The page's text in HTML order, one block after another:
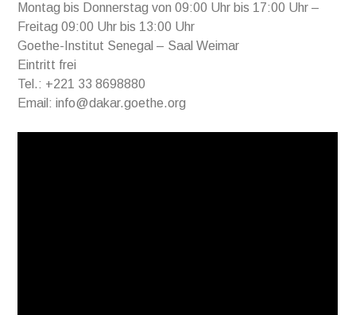
Montag bis Donnerstag von 09:00 Uhr bis 17:00 Uhr –
Freitag 09:00 Uhr bis 13:00 Uhr
Goethe-Institut Senegal – Saal Weimar
Eintritt frei
Tel.: +221 33 8698880
Email: info@dakar.goethe.org